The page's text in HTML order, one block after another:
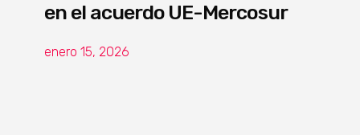
en el acuerdo UE-Mercosur
enero 15, 2026